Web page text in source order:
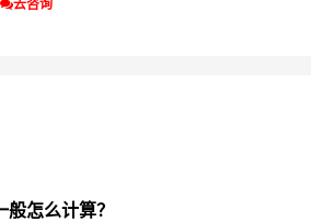
去咨询
般怎么计算？